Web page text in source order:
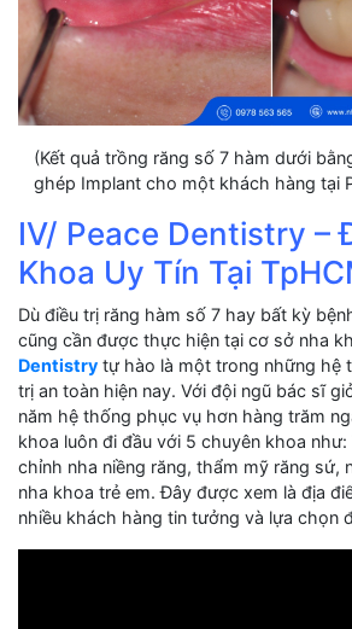
(Kết quả trồng răng số 7 hàm dưới
ghép Implant cho một khách hàng tại
IV/ Peace Dentistry –
Khoa Uy Tín Tại
Dù điều trị răng hàm số 7 hay bất kỳ
cũng cần được thực hiện tại cơ sở nha
Dentistry tự hào là một trong những hệ
trị an toàn hiện nay. Với đội ngũ bác sĩ
năm hệ thống phục vụ hơn hàng trăm
khoa luôn đi đầu với 5 chuyên khoa như:
chỉnh nha niềng răng, thẩm mỹ răng sứ,
nha khoa trẻ em. Đây được xem là địa
nhiều khách hàng tin tưởng và lựa chọn